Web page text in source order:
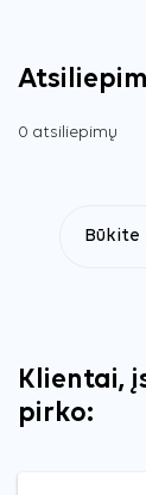
0 atsiliepimų
Būkite
Klientai,
pirko: